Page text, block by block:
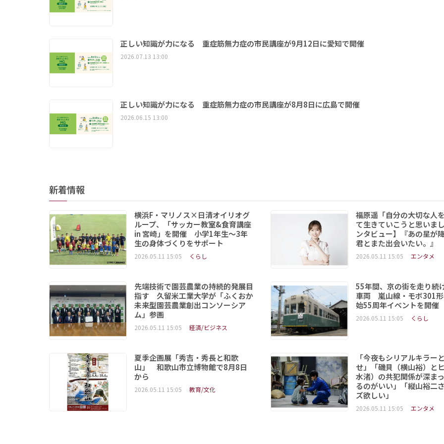
正しい知識が力になる 重症筋無力症の市民講座が9月12日に愛知で開催
2026.07.13 13:00
正しい知識が力になる 重症筋無力症の市民講座が8月8日に広島で開催
2026.06.15 13:00
新着情報
横浜F・マリノス×日清オイリオグ
ループ、「サッカー教室&食育講座
in 宮崎」を開催 小学1年生～3年
生の身体づくりをサポート
2026.05.11 15:05 くらし
福原遥「自分の大切な人
て生きていこうと思いま
ンタビュー】『あの星が降
君とまた出会いたい。』
2026.05.11 15:05 エンタメ
先端技術で園芸農業の持続的発展目
指す 久留米工業大学が「ふくおか
未来型園芸農業創出コンソーシア
ム」参画
2026.05.11 15:05 経済/ビジネス
55年間、京の街を走り続
車両 嵐山線・モボ301形
始55周年イベントを開催
2026.05.11 15:05 くらし
夏季企画展「秀吉・秀長と和歌
山」 和歌山市立博物館で8月8日
から
2026.05.11 15:05 教育/文化
「今夜もシリアルキラー
せ」「磯貝（横山裕）と
水渚）の共犯関係が深ま
るのがいい」「縦山裕二
ズ欲しい」
2026.05.11 15:05 エンタメ